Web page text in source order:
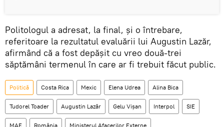
Politologul a adresat, la final, şi o întrebare,
referitoare la rezultatul evaluării lui Augustin Lazăr,
afirmând că a fost depăşit cu vreo două-trei
săptămâni termenul în care ar fi trebuit făcut public.
Politică Costa Rica Mexic Elena Udrea Alina Bica
Tudorel Toader Augustin Lazăr Gelu Vişan Interpol SIE
MAE România Ministerul Afacerilor Externe